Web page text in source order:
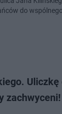
do
Uliczkę
zachwyceni!